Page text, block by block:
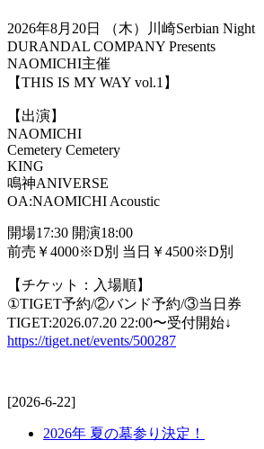
2026年8月20日 （木）川崎Serbian Night
DURANDAL COMPANY Presents
NAOMICHI主催
【THIS IS MY WAY vol.1】
【出演】
NAOMICHI
Cemetery Cemetery
KING
鳴神ANIVERSE
OA:NAOMICHI Acoustic
開場17:30 開演18:00
前売￥4000※D別 当日￥4500※D別
【チケット：入場順】
①TIGET予約/②バンド予約/③当日券
TIGET:2026.07.20 22:00〜受付開始↓
https://tiget.net/events/500287
[2026-6-22]
2026年 夏の墓参り決定！